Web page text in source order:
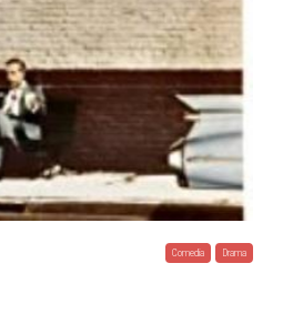
Comedia Drama